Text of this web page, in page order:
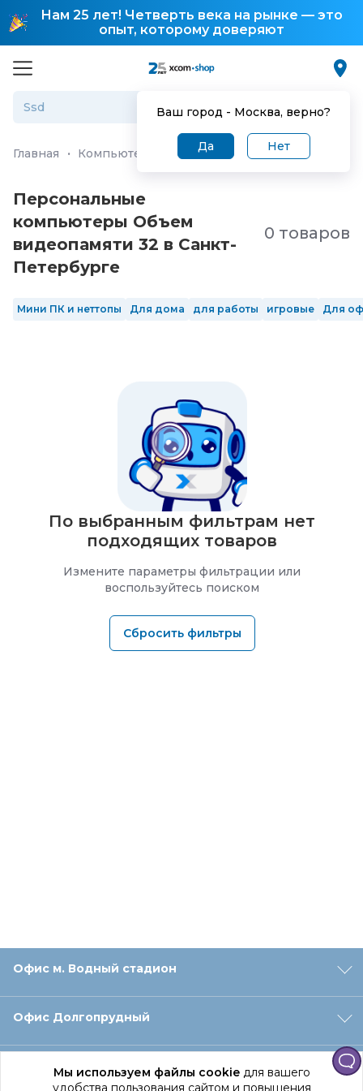
Нам 25 лет! Четверть века на рынке — это
опыт, которому доверяют
Ваш город - Москва, верно?
Да Нет
Мы используем файлы cookieдля вашего
удобства пользования сайтом и повышения
Главная · Компьютеры и ноутбуки Персональные
Персональные
компьютеры Объем
видеопамяти 32 в Санкт-
Петербургe
0 товаров
Мини ПК и неттопы Для дома для работы игровые Для
По выбранным фильтрам нет
подходящих товаров
Измените параметры фильтрации или
воспользуйтесь поиском
Сбросить фильтры
Офис м. Водный стадион
Офис Долгопрудный
Офис Санкт‑Петербург